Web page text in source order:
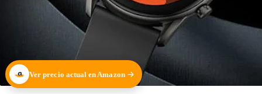
Ver precio actual en Amazon